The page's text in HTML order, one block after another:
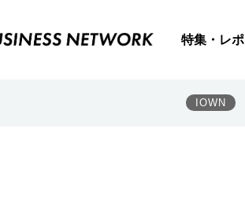
特集・レ
IOWN